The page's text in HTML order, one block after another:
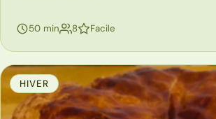
50 min 8personnes
Facile
HIVER